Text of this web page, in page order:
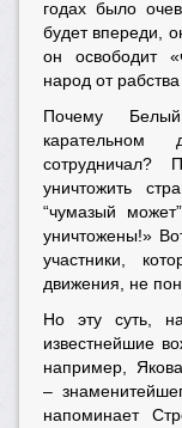
годах было
будет впереди,
он освободит
народ от
Почему
уничтожить
“чумазый
уничтожены!»
участники,
движения, не
Но эту суть,
известнейшие
например,
–
напоминает